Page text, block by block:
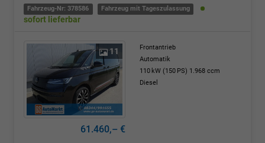
Fahrzeug-Nr: 378586 Fahrzeug mit Tageszulassung
sofort lieferbar
11
Frontantrieb
Automatik
110 kW (150 PS) 1.968 ccm
Diesel
61.460,– €